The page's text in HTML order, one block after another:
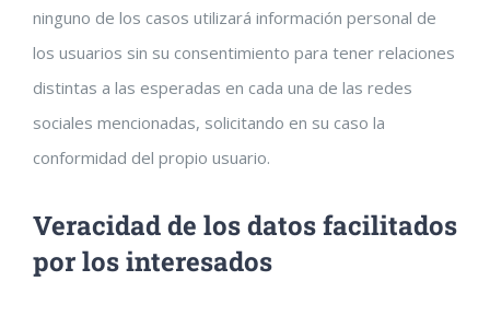
ninguno de los casos utilizará información personal de
los usuarios sin su consentimiento para tener relaciones
distintas a las esperadas en cada una de las redes
sociales mencionadas, solicitando en su caso la
conformidad del propio usuario.
Veracidad de los datos facilitados
por los interesados